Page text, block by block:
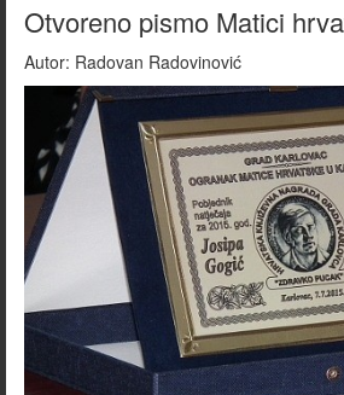
Otvoreno pismo Matici
Autor: Radovan Radovinović